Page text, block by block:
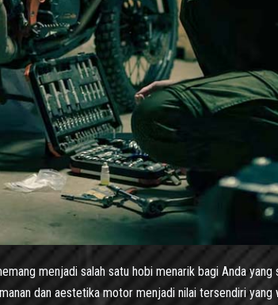
menjadi salah satu hobi menarik bagi Anda yang
dan aestetika motor menjadi nilai tersendiri yang